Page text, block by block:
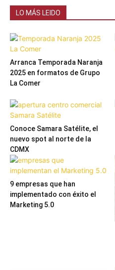
LO MÁS LEIDO
Arranca Temporada Naranja
2025 en formatos de Grupo
La Comer
Conoce Samara Satélite, el
nuevo spot al norte de la
CDMX
9 empresas que han
implementado con éxito el
Marketing 5.0